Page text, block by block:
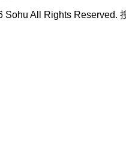
Sohu All Rights Reserved.